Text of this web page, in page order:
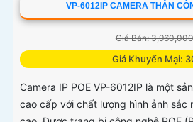
VP-6012IP CAMERA THÂN
Giá Bán:
Giá Khuyến Mại:
Camera IP POE VP-6012IP là một
cao cấp với chất lượng hình ảnh sắc